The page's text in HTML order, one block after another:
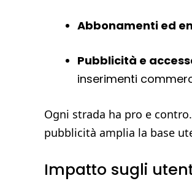
Abbonamenti ed
Pubblicità e
inserimenti
Ogni strada ha pro e
pubblicità amplia la base
Impatto sugli